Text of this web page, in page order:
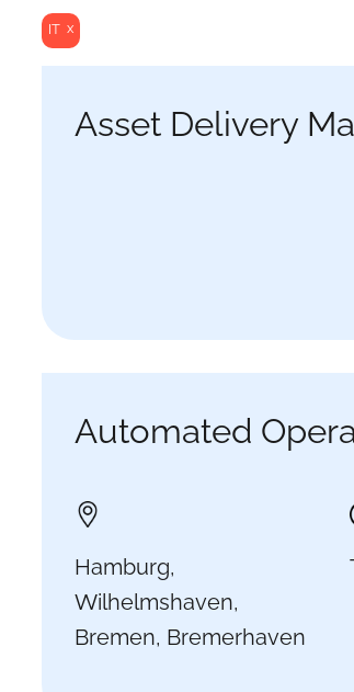
IT x
Asset Delivery
Automated
Hamburg,
Wilhelmshaven,
Bremen, Bremerhaven